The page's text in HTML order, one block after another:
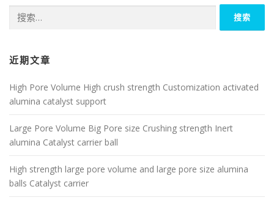
索：
近期文章
High Pore Volume High crush strength Customization activated
alumina catalyst support
Large Pore Volume Big Pore size Crushing strength Inert
alumina Catalyst carrier ball
High strength large pore volume and large pore size alumina
balls Catalyst carrier